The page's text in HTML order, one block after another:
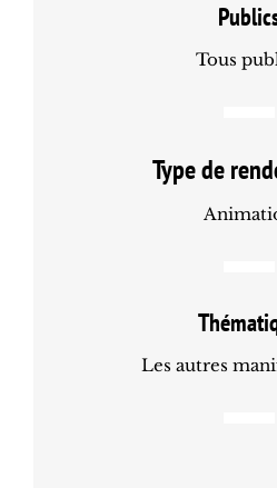
Tous
Type de
Les autres